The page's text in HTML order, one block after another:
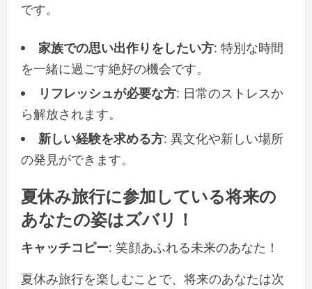
です。
家族での思い出作りをしたい方: 特別な時間
を一緒に過ごす絶好の機会です。
リフレッシュが必要な方: 日常のストレスか
ら解放されます。
新しい経験を求める方: 異文化や新しい場所
の発見ができます。
夏休み旅行に参加している将来の
あなたの姿はズバリ！
キャッチコピー: 笑顔あふれる未来のあなた！
夏休み旅行を楽しむことで、将来のあなたは次